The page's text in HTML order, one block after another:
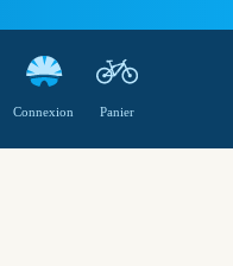
Connexion Panier